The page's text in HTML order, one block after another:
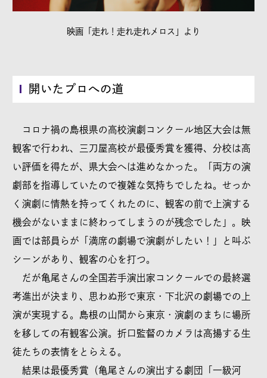
映画「走れ！走れ走れメロス」より
開いたプロへの道
コロナ禍の島根県の高校演劇コンクール地区大会は無
観客で行われ、三刀屋高校が最優秀賞を獲得、分校は高
い評価を得たが、県大会へは進めなかった。「両方の演
劇部を指導していたので複雑な気持ちでしたね。せっか
く演劇に情熱を持ってくれたのに、観客の前で上演する
機会がないままに終わってしまうのが残念でした」。映
画では部員らが「満席の劇場で演劇がしたい！」と叫ぶ
シーンがあり、観客の心を打つ。
だが亀尾さんの全国若手演出家コンクールでの最終選
考進出が決まり、思わぬ形で東京・下北沢の劇場での上
演が実現する。島根の山間から東京・演劇のまちに場所
を移しての有観客公演。折口監督のカメラは高揚する生
徒たちの表情をとらえる。
結果は最優秀賞（亀尾さんの演出する劇団「一級河